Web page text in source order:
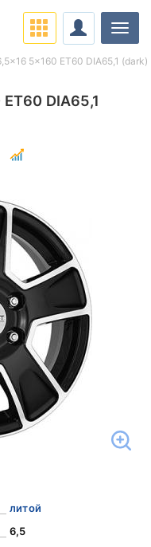
DIA65,1
литой
6,5
5x160 ET60 DIA65,1 (dark)